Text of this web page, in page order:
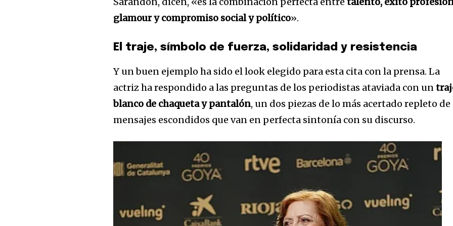
glamour y compromiso social y político».
El traje, símbolo de fuerza, solidaridad y resistencia
Y un buen ejemplo ha sido el look elegido para esta cita con la prensa. La
actriz ha respondido a las preguntas de los periodistas ataviada con un
blanco de chaqueta y pantalón, un dos piezas de lo más acertado repleto de
mensajes escondidos que van en perfecta sintonía con su discurso.